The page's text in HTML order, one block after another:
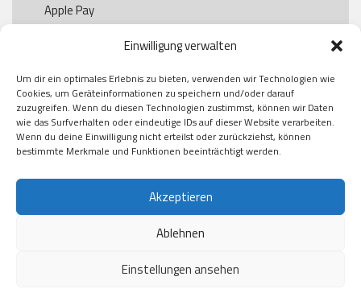
Einwilligung verwalten
Um dir ein optimales Erlebnis zu bieten, verwenden wir Technologien wie
Cookies, um Geräteinformationen zu speichern und/oder darauf
zuzugreifen. Wenn du diesen Technologien zustimmst, können wir Daten
wie das Surfverhalten oder eindeutige IDs auf dieser Website verarbeiten.
Wenn du deine Einwilligung nicht erteilst oder zurückziehst, können
bestimmte Merkmale und Funktionen beeinträchtigt werden.
Akzeptieren
Ablehnen
Einstellungen ansehen
Apple Pay
Paypal
Kauf auf Rechung
Klarna
American Express